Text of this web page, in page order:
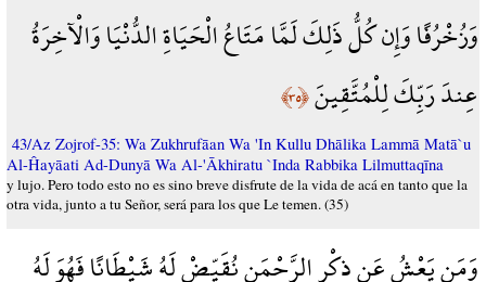
وَزُخْرُفًا وَإِن كُلُّ ذَلِكَ لَمَّا مَتَاعُ الْحَيَاةِ الدُّنْيَا وَالْآخِرَةُ
عِندَ رَبِّكَ لِلْمُتَّقِينَ﴿٣٥﴾
43/Az Zojrof-35: Wa Zukhrufāan Wa 'In Kullu Dhālika Lammā Matā`u
Al-Ĥayāati Ad-Dunyā Wa Al-'Ākhiratu `Inda Rabbika Lilmuttaqīna
y lujo. Pero todo esto no es sino breve disfrute de la vida de acá en tanto que la
otra vida, junto a tu Señor, será para los que Le temen. (35)
وَمَن يَعْشُ عَن ذِكْرِ الرَّحْمَنِ نُقَيِّضْ لَهُ شَيْطَانًا فَهُوَ لَهُ